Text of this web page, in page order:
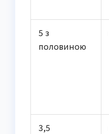
5 з
половиною
3,5